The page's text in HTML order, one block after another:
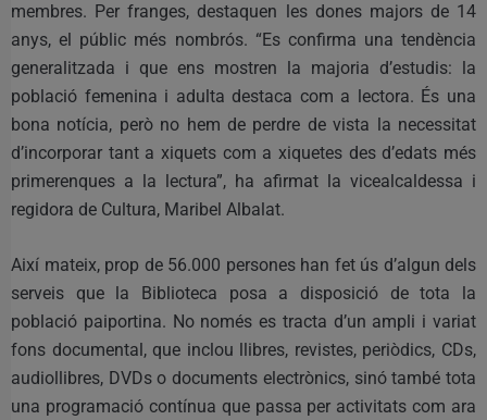
membres. Per franges, destaquen les dones majors de 14
anys, el públic més nombrós. “Es confirma una tendència
generalitzada i que ens mostren la majoria d’estudis: la
població femenina i adulta destaca com a lectora. És una
bona notícia, però no hem de perdre de vista la necessitat
d’incorporar tant a xiquets com a xiquetes des d’edats més
primerenques a la lectura”, ha afirmat la vicealcaldessa i
regidora de Cultura, Maribel Albalat.
Així mateix, prop de 56.000 persones han fet ús d’algun dels
serveis que la Biblioteca posa a disposició de tota la
població paiportina. No només es tracta d’un ampli i variat
fons documental, que inclou llibres, revistes, periòdics, CDs,
audiollibres, DVDs o documents electrònics, sinó també tota
una programació contínua que passa per activitats com ara